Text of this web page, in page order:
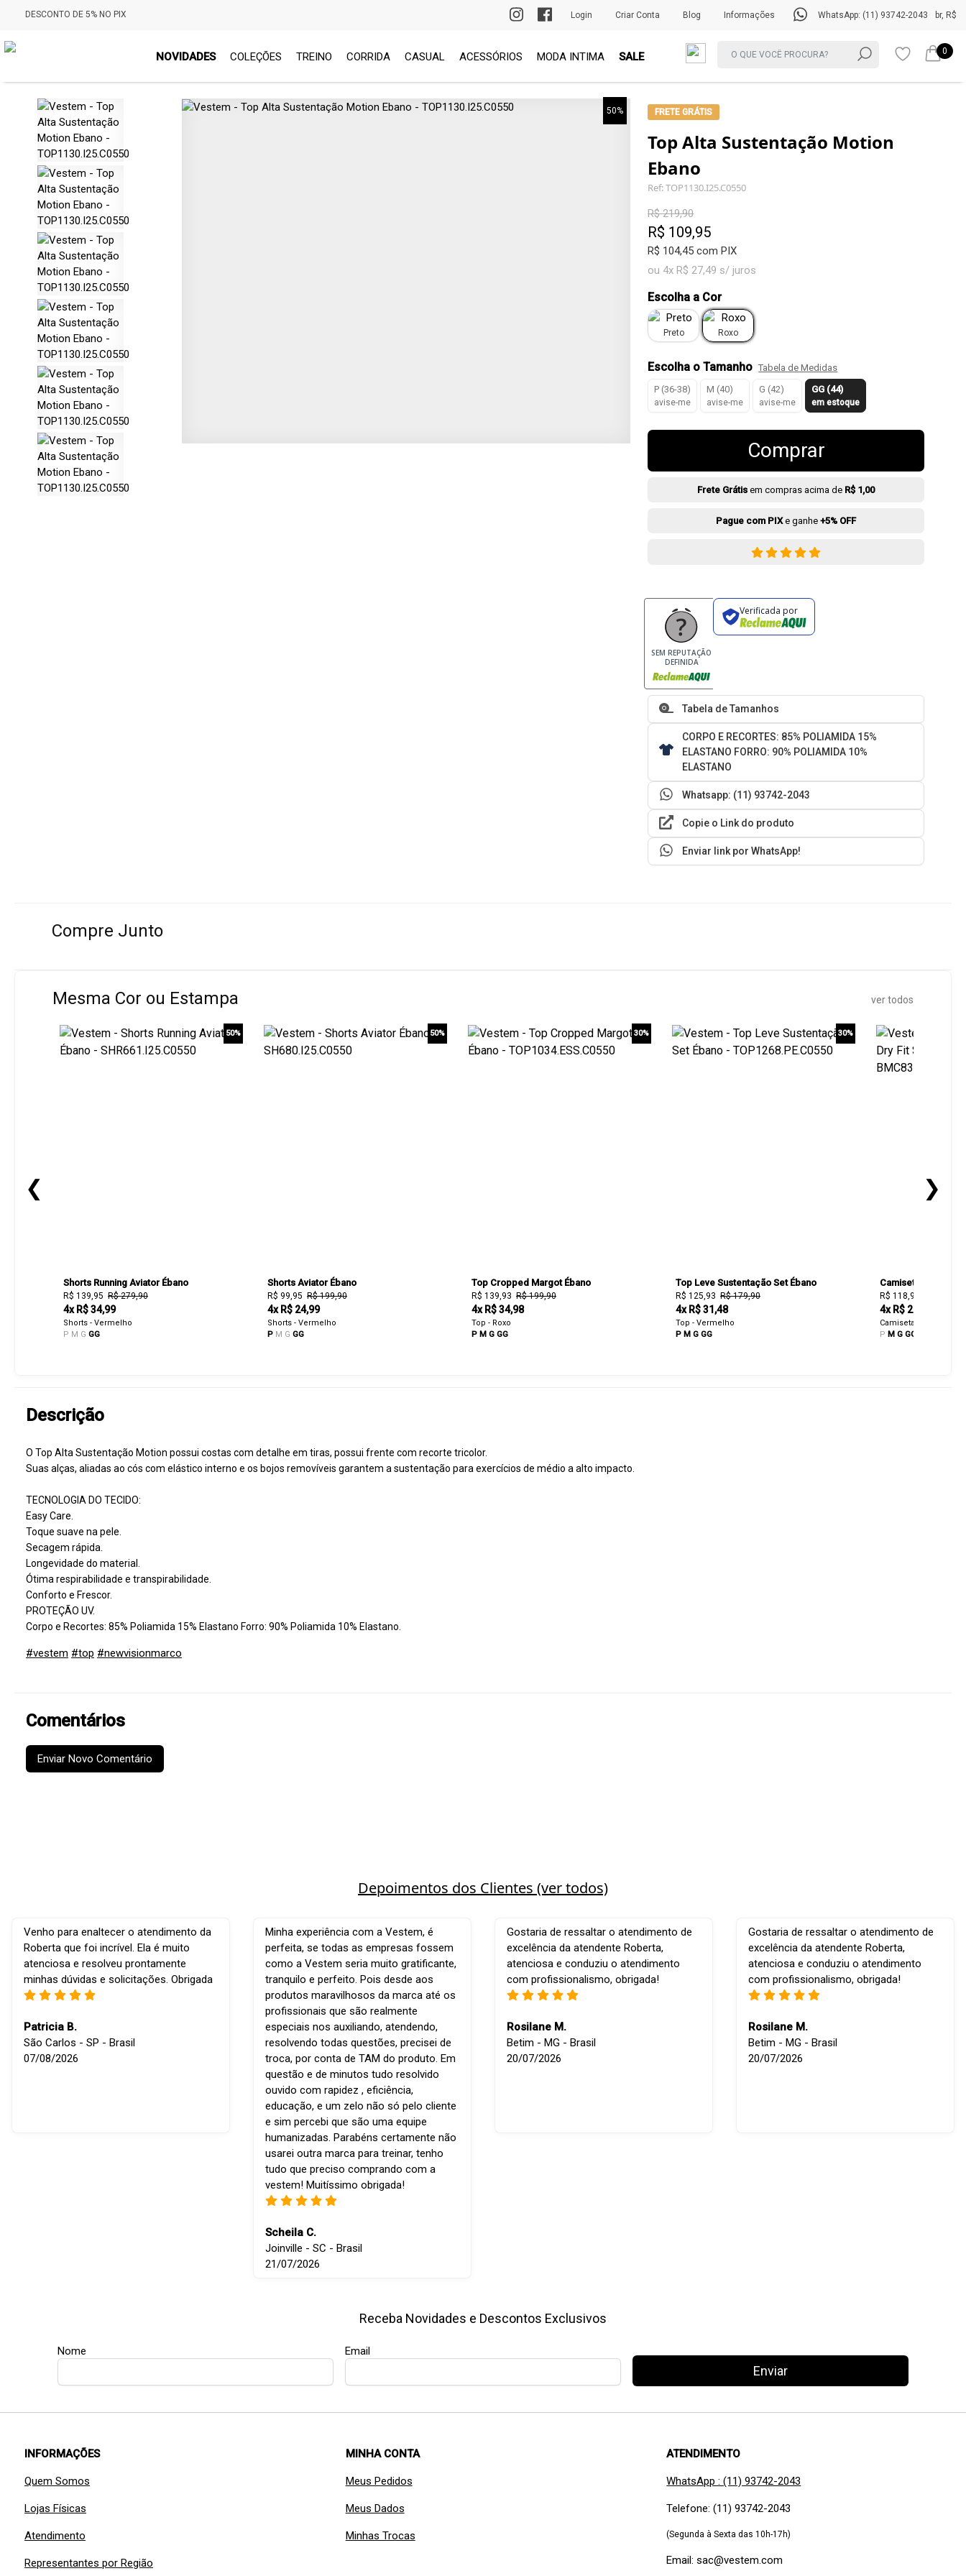
DESCONTO DE 5% NO PIX PRIMEIRA TROCA GRÁTIS br, R$
WhatsApp: (11) 93742-2043
Informações
Blog
Criar Conta
Login
NOVIDADES COLEÇÕES TREINO CORRIDA CASUAL ACESSÓRIOS MODA INTIMA SALE 0
50% FRETE GRÁTIS
Top Alta Sustentação Motion
Ebano
Ref: TOP1130.I25.C0550
R$ 219,90
R$ 109,95
R$ 104,45 com PIX
ou 4x R$ 27,49 s/ juros
Escolha a Cor
Preto Roxo
Escolha o Tamanho Tabela de Medidas
P (36-38)
avise-me
M (40)
avise-me
G (42)
avise-me
GG (44)
em estoque
Comprar
Frete Grátis em compras acima de R$ 1,00
Pague com PIXe ganhe+5% OFF
SEM REPUTAÇÃO
DEFINIDA
Verificada por
Tabela de Tamanhos
CORPO E RECORTES: 85% POLIAMIDA 15%
ELASTANO FORRO: 90% POLIAMIDA 10%
ELASTANO
Whatsapp: (11) 93742-2043
Copie o Link do produto
Enviar link por WhatsApp!
Compre Junto
Mesma Cor ou Estampa ver todos
❮
50%
Shorts Running Aviator Ébano
R$ 139,95 R$ 279,90
4x R$ 34,99
Shorts - Vermelho
P M G GG
50%
Shorts Aviator Ébano
R$ 99,95 R$ 199,90
4x R$ 24,99
Shorts - Vermelho
P M G GG
30%
Top Cropped Margot Ébano
R$ 139,93 R$ 199,90
4x R$ 34,98
Top - Roxo
P M G GG
30%
Top Leve Sustentação Set Ébano
R$ 125,93 R$ 179,90
4x R$ 31,48
Top - Vermelho
P M G GG
Camiseta Manga
R$ 118,93
4x R$ 29,73
Camiseta - Vermelho
P M G GG
❯
Descrição
O Top Alta Sustentação Motion possui costas com detalhe em tiras, possui frente com recorte tricolor.
Suas alças, aliadas ao cós com elástico interno e os bojos removíveis garantem a sustentação para exercícios de médio a alto impacto.
TECNOLOGIA DO TECIDO:
Easy Care.
Toque suave na pele.
Secagem rápida.
Longevidade do material.
Ótima respirabilidade e transpirabilidade.
Conforto e Frescor.
PROTEÇÃO UV.
Corpo e Recortes: 85% Poliamida 15% Elastano Forro: 90% Poliamida 10% Elastano.
#vestem #top #newvisionmarco
Comentários
Enviar Novo Comentário
Depoimentos dos Clientes (ver todos)
Venho para enaltecer o atendimento da
Roberta que foi incrível. Ela é muito
atenciosa e resolveu prontamente
minhas dúvidas e solicitações. Obrigada
Patricia B.
São Carlos - SP - Brasil
07/08/2026
Minha experiência com a Vestem, é
perfeita, se todas as empresas fossem
como a Vestem seria muito gratificante,
tranquilo e perfeito. Pois desde aos
produtos maravilhosos da marca até os
profissionais que são realmente
especiais nos auxiliando, atendendo,
resolvendo todas questões, precisei de
troca, por conta de TAM do produto. Em
questão e de minutos tudo resolvido
ouvido com rapidez , eficiência,
educação, e um zelo não só pelo cliente
e sim percebi que são uma equipe
humanizadas. Parabéns certamente não
usarei outra marca para treinar, tenho
tudo que preciso comprando com a
vestem! Muitíssimo obrigada!
Scheila C.
Joinville - SC - Brasil
21/07/2026
Gostaria de ressaltar o atendimento de
excelência da atendente Roberta,
atenciosa e conduziu o atendimento
com profissionalismo, obrigada!
Rosilane M.
Betim - MG - Brasil
20/07/2026
Gostaria de ressaltar o atendimento de
excelência da atendente Roberta,
atenciosa e conduziu o atendimento
com profissionalismo, obrigada!
Rosilane M.
Betim - MG - Brasil
20/07/2026
Receba Novidades e Descontos Exclusivos
Nome Email
Enviar
INFORMAÇÕES
Quem Somos
Lojas Físicas
Atendimento
Representantes por Região
MINHA CONTA
Meus Pedidos
Meus Dados
Minhas Trocas
ATENDIMENTO
WhatsApp : (11) 93742-2043
Telefone: (11) 93742-2043
(Segunda à Sexta das 10h-17h)
Email: sac@vestem.com